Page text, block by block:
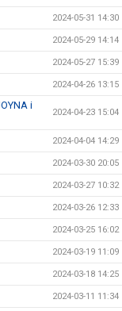
2024-05-31 14:30
2024-05-29 14:14
2024-05-27 15:39
2024-04-26 13:15
i
2024-04-23 15:04
2024-04-04 14:29
2024-03-30 20:05
2024-03-27 10:32
2024-03-26 12:33
2024-03-25 16:02
2024-03-19 11:09
2024-03-18 14:25
2024-03-11 11:34